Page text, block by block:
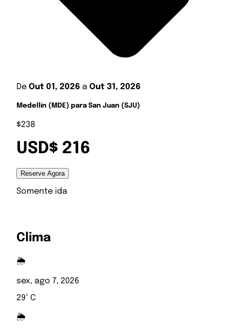
De Out 01, 2026 a Out 31, 2026
Medellín (MDE) para San Juan (SJU)
$238
USD$ 216
Reserve Agora
Somente ida
Clima
🌦️
sex, ago 7, 2026
29° C
🌦️